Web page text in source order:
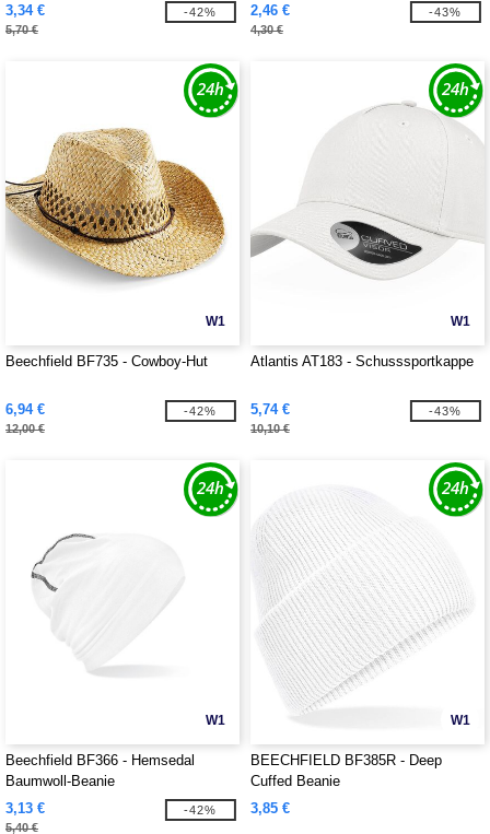
3,34 €
5,70 €
-42%
2,46 €
4,30 €
-43%
W1
Beechfield BF735 - Cowboy-Hut
6,94 €
12,00 €
-42%
W1
Atlantis AT183 - Schusssportkappe
5,74 €
10,10 €
-43%
W1
Beechfield BF366 - Hemsedal
Baumwoll-Beanie
3,13 €
5,40 €
-42%
W1
BEECHFIELD BF385R - Deep
Cuffed Beanie
3,85 €